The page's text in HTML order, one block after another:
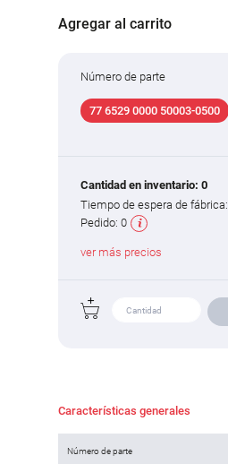
Agregar al carrito
Número de parte
77 6529 0000 50003-0500
Cantidad en inventario: 0
Tiempo de espera de fábrica:
Pedido: 0
ver más precios
Características generales
Número de parte